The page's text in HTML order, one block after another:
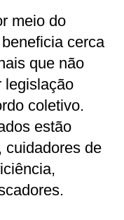
meio do
cerca
que não
legislação
coletivo.
estão
cuidadores de